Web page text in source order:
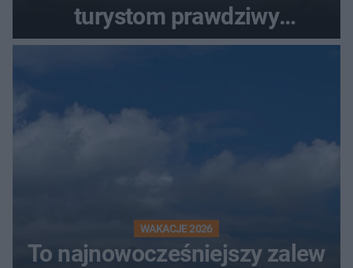
turystom prawdziwy
rollercoaster
WAKACJE 2026
To najnowocześniejszy zalew